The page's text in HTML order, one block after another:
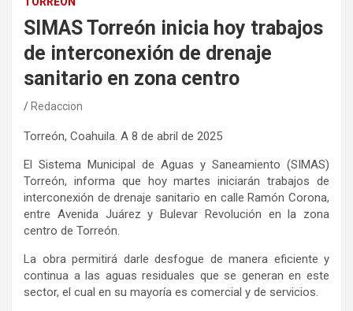
SIMAS Torreón inicia hoy trabajos
de interconexión de drenaje
sanitario en zona centro
Redaccion
Torreón, Coahuila. A 8 de abril de 2025
El Sistema Municipal de Aguas y Saneamiento (SIMAS)
Torreón, informa que hoy martes iniciarán trabajos de
interconexión de drenaje sanitario en calle Ramón Corona,
entre Avenida Juárez y Bulevar Revolución en la zona
centro de Torreón.
La obra permitirá darle desfogue de manera eficiente y
continua a las aguas residuales que se generan en este
sector, el cual en su mayoría es comercial y de servicios.